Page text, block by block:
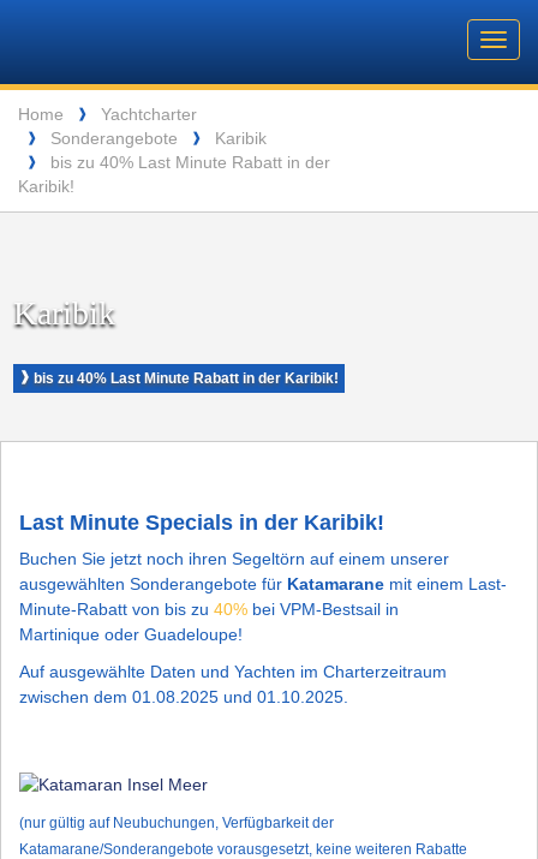
Barone
Yachting
Breadcrumb
Home ❱ Yachtcharter
❱ Sonderangebote ❱ Karibik
❱
bis zu 40% Last Minute Rabatt in der
Karibik!
Karibik
❱ bis zu 40% Last Minute Rabatt in der Karibik!
Last Minute Specials in der Karibik!
Buchen Sie jetzt noch ihren Segeltörn auf einem unserer
ausgewählten Sonderangebote für Katamarane mit einem Last-
Minute-Rabatt von bis zu 40% bei VPM-Bestsail in
Martinique oder Guadeloupe!
Auf ausgewählte Daten und Yachten im Charterzeitraum
zwischen dem 01.08.2025 und 01.10.2025.
(nur gültig auf Neubuchungen, Verfügbarkeit der
Katamarane/Sonderangebote vorausgesetzt, keine weiteren Rabatte